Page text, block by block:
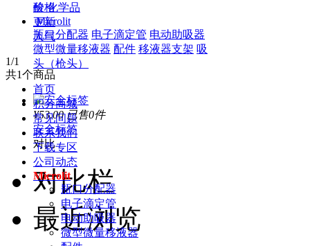
酸 化学品
Microlit
瓶口分配器 电子滴定管 电动助吸器
微型微量移液器 配件 移液器支架 吸
头（枪头）
首页
积分商城
常见问题
联系我们
下载专区
公司动态
Microlit
瓶口分配器
电子滴定管
电动助吸器
微型微量移液器
价格
更新
人气
1/1
共1个商品
¥53.00 已售0件
安全标签
对比
对比栏
最近浏览